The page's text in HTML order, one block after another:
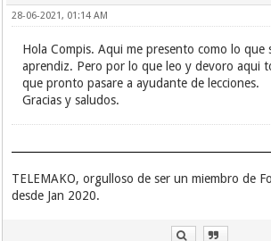
28-06-2021, 01:14 AM
Hola Compis. Aqui me presento como lo que
aprendiz. Pero por lo que leo y devoro aqui
que pronto pasare a ayudante de lecciones.
Gracias y saludos.
TELEMAKO, orgulloso de ser un miembro de
desde Jan 2020.